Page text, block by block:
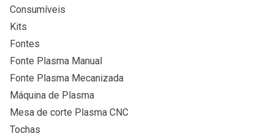
Consumíveis
Kits
Fontes
Fonte Plasma Manual
Fonte Plasma Mecanizada
Máquina de Plasma
Mesa de corte Plasma CNC
Tochas